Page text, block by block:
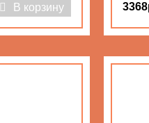
В корзину